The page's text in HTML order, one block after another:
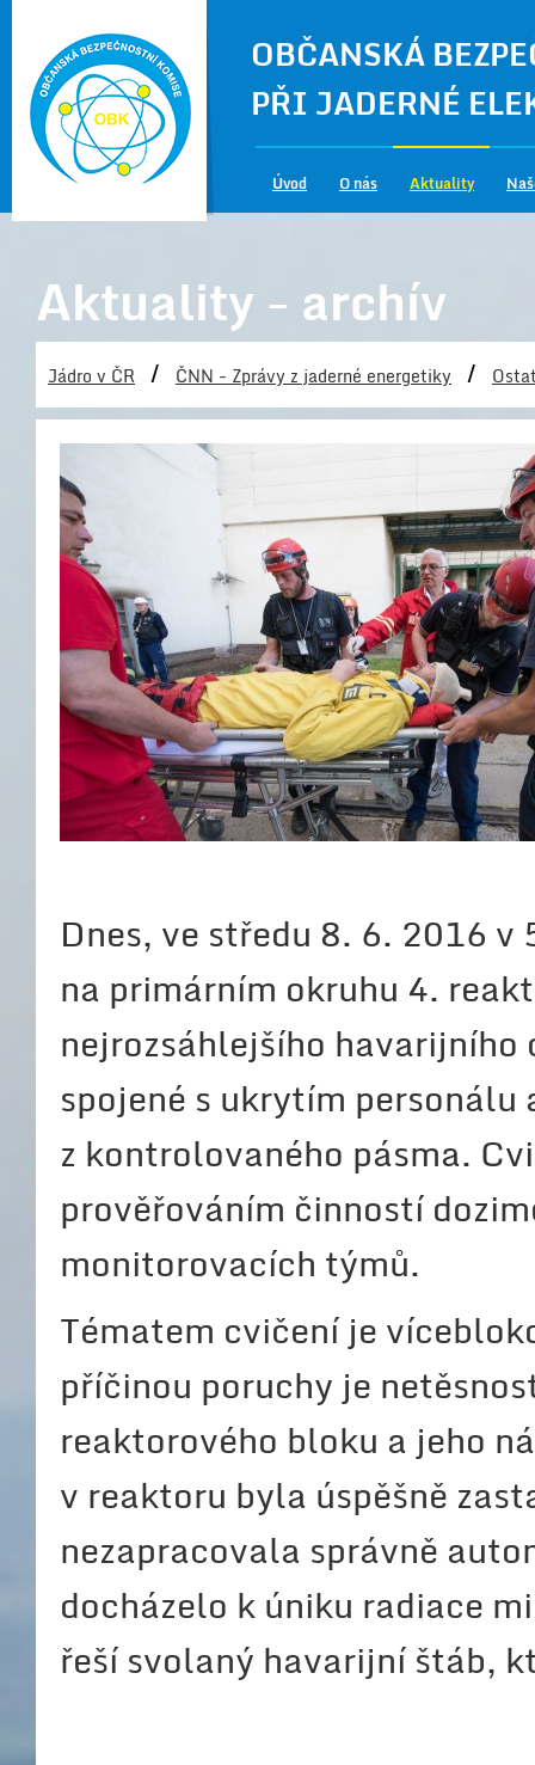
OBČANSKÁ
PŘI JADERNÉ
Úvod O nás Aktuality
Aktuality - archív
Jádro v ČR / ČNN - Zprávy z jaderné energetiky /
Dnes, ve středu 8. 6. 2016
na primárním okruhu 4.
nejrozsáhlejšího
spojené s ukrytím personálu
z kontrolovaného pásma.
prověřováním činností
monitorovacích týmů.
Tématem cvičení je
příčinou poruchy je
reaktorového bloku a jeho
v reaktoru byla úspěšně
nezapracovala správně
docházelo k úniku radiace
řeší svolaný havarijní štáb,